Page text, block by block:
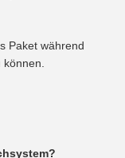
Paket während